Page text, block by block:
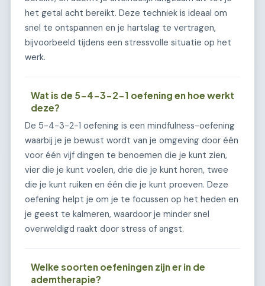
het getal acht bereikt. Deze techniek is ideaal om
snel te ontspannen en je hartslag te vertragen,
bijvoorbeeld tijdens een stressvolle situatie op het
werk.
Wat is de 5-4-3-2-1 oefening en hoe werkt
deze?
De 5-4-3-2-1 oefening is een mindfulness-oefening
waarbij je je bewust wordt van je omgeving door één
voor één vijf dingen te benoemen die je kunt zien,
vier die je kunt voelen, drie die je kunt horen, twee
die je kunt ruiken en één die je kunt proeven. Deze
oefening helpt je om je te focussen op het heden en
je geest te kalmeren, waardoor je minder snel
overweldigd raakt door stress of angst.
Welke soorten oefeningen zijn er in de
ademtherapie?